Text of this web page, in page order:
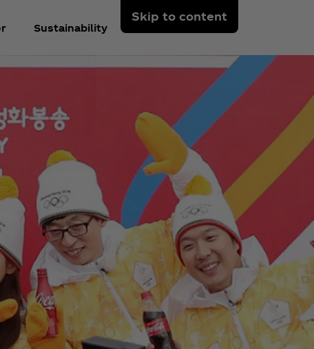
Skip to content
Sustainability